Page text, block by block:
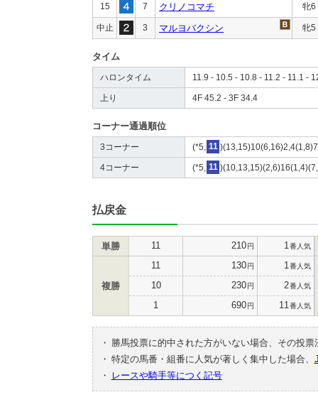
15 7 クリノコマチ 牝6
中止 3 マルヨバクシン 牝5
タイム
ハロンタイム 11.9 - 10.5 - 10.8 - 11.2 - 11.1 -
上り 4F 45.2 - 3F 34.4
コーナー通過順位
3コーナー (*5, 11
4コーナー (*5, 11
払戻金
単勝 11 210円 1 番人気
複勝
11 130円 1 番人気
10 230円 2番人気
1 690円 11 番人気
・
勝馬投票に的中された方がいない場合、その投
・ 特定の馬番・組番に人気が著しく集中した場合、
・
レースや騎手等につく記号